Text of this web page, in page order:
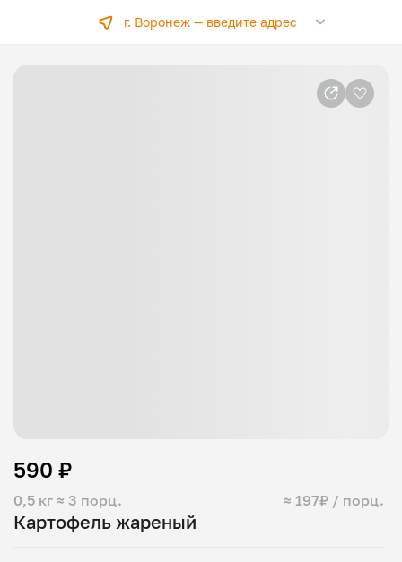
г. Воронеж —введите адрес
Картофель жареный
0,5 кг ≈ 3 порц. ≈ 197₽ / порц.
590 ₽